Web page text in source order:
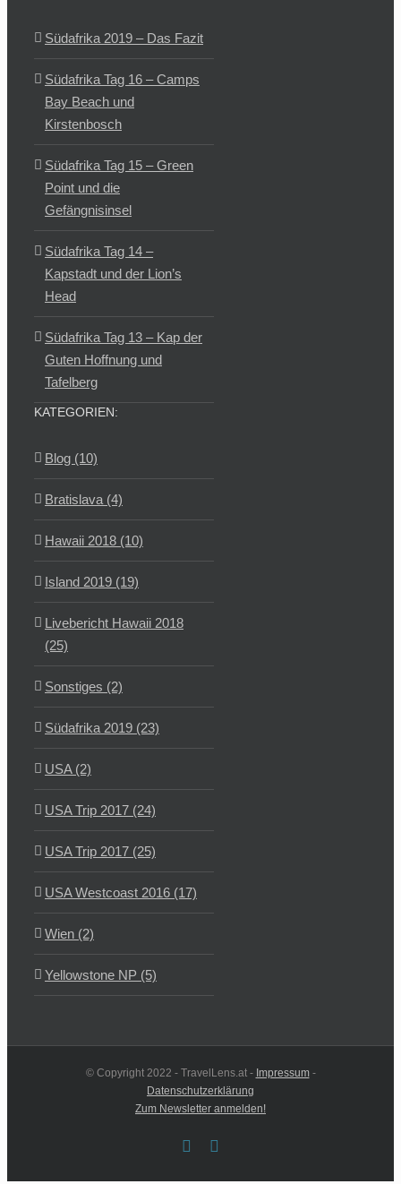
Südafrika 2019 – Das Fazit
Südafrika Tag 16 – Camps
Bay Beach und
Kirstenbosch
Südafrika Tag 15 – Green
Point und die
Gefängnisinsel
Südafrika Tag 14 –
Kapstadt und der Lion’s
Head
Südafrika Tag 13 – Kap der
Guten Hoffnung und
Tafelberg
KATEGORIEN:
Blog (10)
Bratislava (4)
Hawaii 2018 (10)
Island 2019 (19)
Livebericht Hawaii 2018
(25)
Sonstiges (2)
Südafrika 2019 (23)
USA (2)
USA Trip 2017 (24)
USA Trip 2017 (25)
USA Westcoast 2016 (17)
Wien (2)
Yellowstone NP (5)
© Copyright 2022 - TravelLens.at - Impressum-
Datenschutzerklärung
Zum Newsletter anmelden!
Facebook